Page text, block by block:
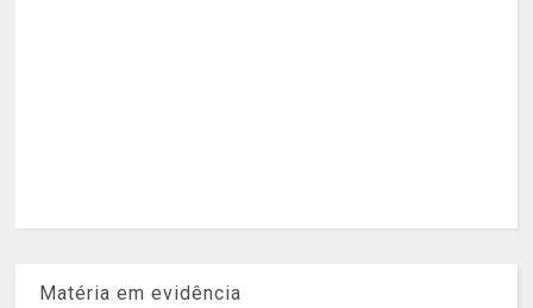
Matéria em evidência